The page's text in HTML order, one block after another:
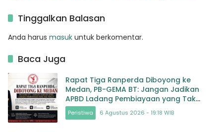
Dugaan Kriminalisasi
Tinggalkan Balasan
Anda harus masuk untuk berkomentar.
Baca Juga
Rapat Tiga Ranperda Diboyong ke
Medan, PB-GEMA BT: Jangan Jadikan
APBD Ladang Pembiayaan yang Tak
Perlu
Peristiwa 6 Agustus 2026 - 19:18 WIB